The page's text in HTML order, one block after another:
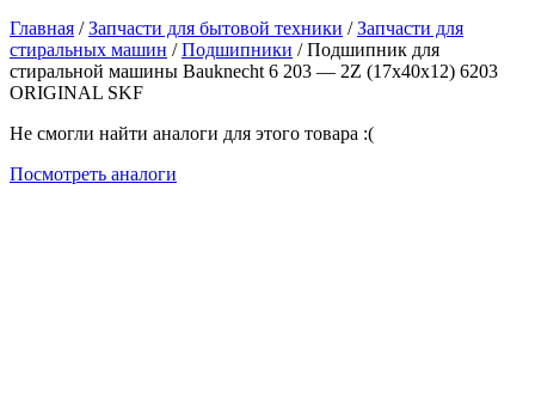
Главная /Запчасти для бытовой техники /Запчасти для
стиральных машин /Подшипники / Подшипник для
стиральной машины Bauknecht 6 203 — 2Z (17х40х12) 6203
ORIGINAL SKF
Не смогли найти аналоги для этого товара :(
Посмотреть аналоги